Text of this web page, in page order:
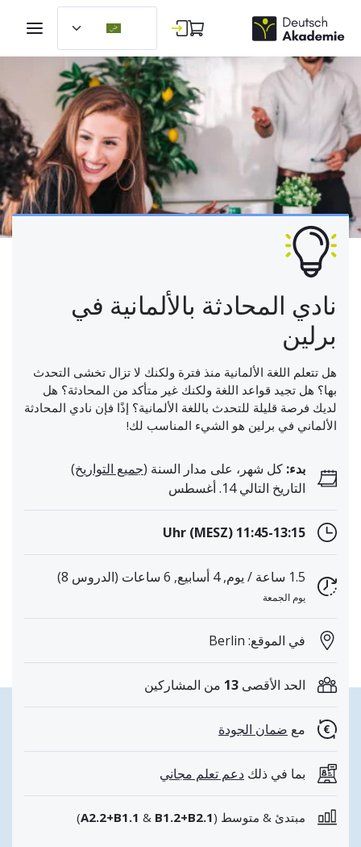
نادي المحادثة بالألمانية في
برلين
هل تتعلم اللغة الألمانية منذ فترة ولكنك لا تزال تخشى التحدث
بها؟ هل تجيد قواعد اللغة ولكنك غير متأكد من المحادثة؟ هل
لديك فرصة قليلة للتحدث باللغة الألمانية؟ إذًا فإن نادي المحادثة
الألماني في برلين هو الشيء المناسب لك!
بدء: كل شهر، على مدار السنة (جميع التواريخ)
التاريخ التالي 14. أغسطس
11:45-13:15 Uhr (MESZ)
1.5 ساعة / يوم, 4 أسابيع, 6 ساعات (الدروس 8)
يوم الجمعة
في الموقع: Berlin
الحد الأقصى 13 من المشاركين
مع ضمان الجودة
بما في ذلك دعم تعلم مجاني
مبتدئ & متوسط ( A2.2+B1.1 & B1.2+B2.1
)